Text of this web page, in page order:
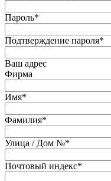
Пароль*
Подтверждение пароля*
Ваш адрес
Фирма
Имя*
Фамилия*
Улица / Дом №*
Почтовый индекс*